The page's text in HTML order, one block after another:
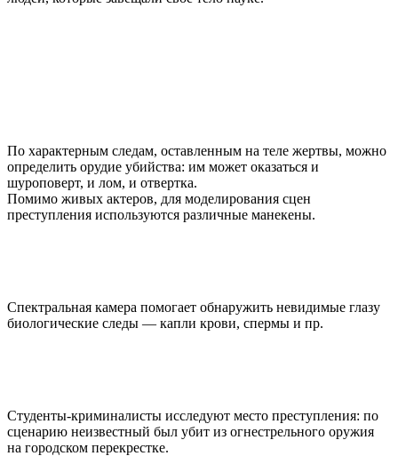
По характерным следам, оставленным на теле жертвы, можно
определить орудие убийства: им может оказаться и
шуроповерт, и лом, и отвертка.
Помимо живых актеров, для моделирования сцен
преступления используются различные манекены.
Спектральная камера помогает обнаружить невидимые глазу
биологические следы — капли крови, спермы и пр.
Студенты-криминалисты исследуют место преступления: по
сценарию неизвестный был убит из огнестрельного оружия
на городском перекрестке.